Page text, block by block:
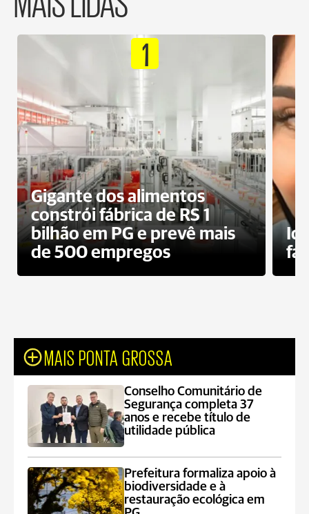
1
Gigante dos alimentos
constrói fábrica de RS 1
bilhão em PG e prevê mais
de 500 empregos
MAIS PONTA GROSSA
Conselho Comunitário de
Segurança completa 37
anos e recebe título de
utilidade pública
Prefeitura formaliza apoio à
biodiversidade e à
restauração ecológica em